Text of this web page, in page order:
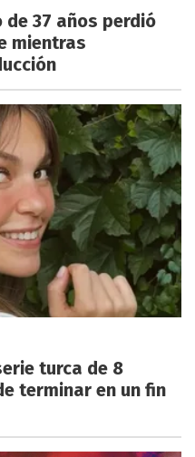
de 37 años perdió
mientras
turca de 8
terminar en un fin